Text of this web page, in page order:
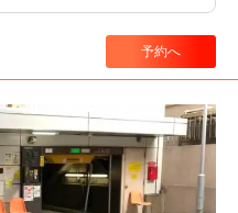
予約へ